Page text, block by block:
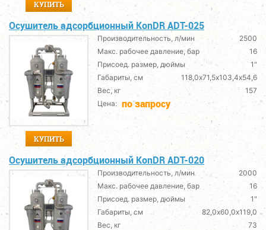
КУПИТЬ
Осушитель адсорбционный KonDR ADT-025
КУПИТЬ
Производительность, л/мин
2500
Макс. рабочее давление, бар
16
Присоед. размер, дюймы
1"
Габариты, см
118,0х71,5х103,4х54,6
Вес, кг
157
Цена: по запросу
Осушитель адсорбционный KonDR ADT-020
Производительность, л/мин
2000
Макс. рабочее давление, бар
16
Присоед. размер, дюймы
1"
Габариты, см
82,0х60,0х119,0
Вес, кг
73